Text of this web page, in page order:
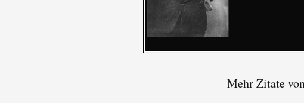
Mehr Zitate